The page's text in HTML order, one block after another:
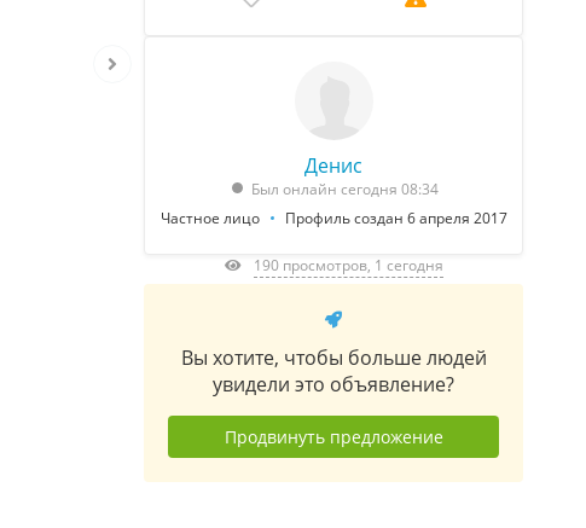
Денис
Был онлайн сегодня 08:34
Частное лицо
Профиль создан 6 апреля 2017
190 просмотров, 1 сегодня
Вы хотите, чтобы больше людей
увидели это объявление?
Продвинуть предложение